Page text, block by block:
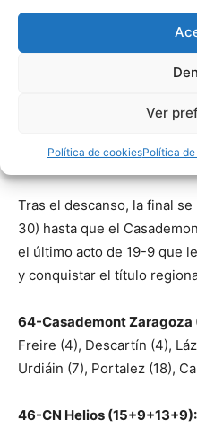
Ver
Política de cookiesPolítica
CBZ (68-33).
En la final, el Casademont
el juego y el marcador (14-
descanso por delante (30-
Tras el descanso, la final
30) hasta que el
el último acto de 19-9 que
y conquistar el título
64-Casademont Zaragoza
Freire (4), Descartín (4),
Urdiáin (7), Portalez (18),
46-CN Helios (15+9+13+9):